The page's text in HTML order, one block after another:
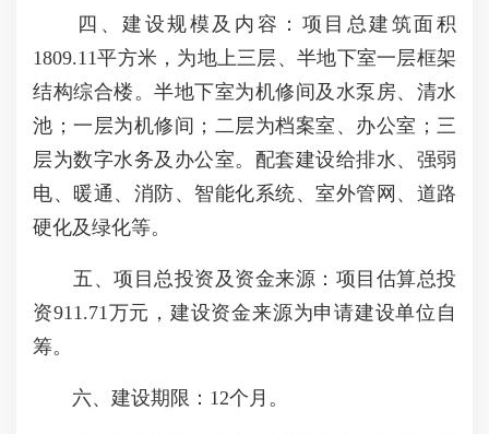
四、建设规模及内容：项目总建筑面积
1809.11平方米，为地上三层、半地下室一层框架
结构综合楼。半地下室为机修间及水泵房、清水
池；一层为机修间；二层为档案室、办公室；三
层为数字水务及办公室。配套建设给排水、强弱
电、暖通、消防、智能化系统、室外管网、道路
硬化及绿化等。
五、项目总投资及资金来源：项目估算总投
资911.71万元，建设资金来源为申请建设单位自
筹。
六、建设期限：12个月。